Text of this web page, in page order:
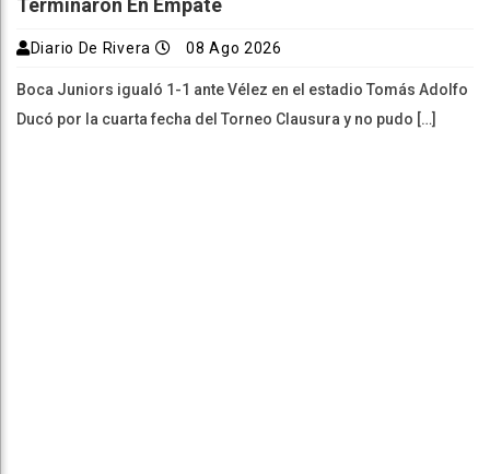
Terminaron En Empate
Diario De Rivera 08 Ago 2026
Boca Juniors igualó 1-1 ante Vélez en el estadio Tomás Adolfo
Ducó por la cuarta fecha del Torneo Clausura y no pudo […]